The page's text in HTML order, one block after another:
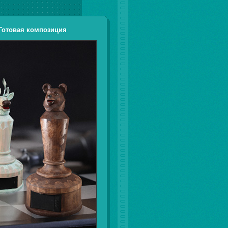
композиция